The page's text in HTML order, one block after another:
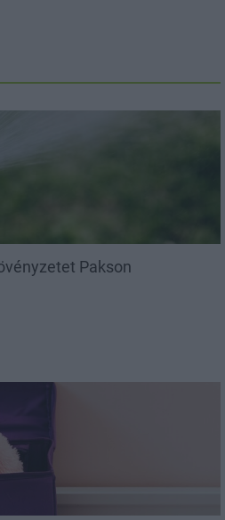
Pakson